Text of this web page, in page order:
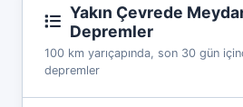
Yakın Çevrede
Depremler
100 km yarıçapında, son 30 gün
depremler